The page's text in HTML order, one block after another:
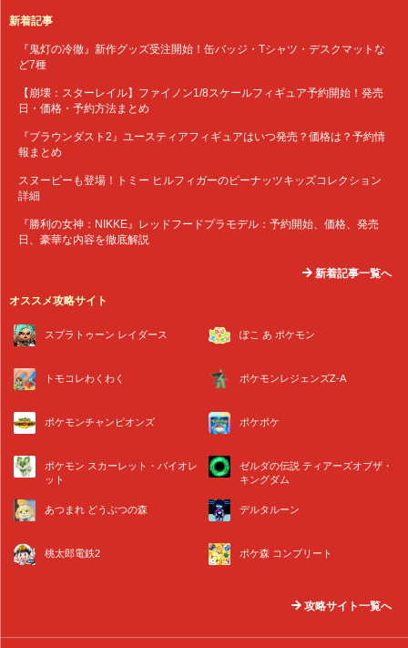
新着記事
『鬼灯の冷徹』新作グッズ受注開始！缶バッジ・Tシャツ・デスクマットな
ど7種
【崩壊：スターレイル】ファイノン1/8スケールフィギュア予約開始！発売
日・価格・予約方法まとめ
『ブラウンダスト2』ユースティアフィギュアはいつ発売？価格は？予約情
報まとめ
スヌーピーも登場！トミー ヒルフィガーのピーナッツキッズコレクション
詳細
『勝利の女神：NIKKE』レッドフードプラモデル：予約開始、価格、発売
日、豪華な内容を徹底解説
新着記事一覧へ
オススメ攻略サイト
スプラトゥーン レイダース ぽこ あ ポケモン
トモコレわくわく ポケモンレジェンズZ-A
ポケモンチャンピオンズ ポケポケ
ポケモン スカーレット・バイオレ
ット
ゼルダの伝説 ティアーズオブザ・
キングダム
あつまれ どうぶつの森 デルタルーン
桃太郎電鉄2 ポケ森 コンプリート
攻略サイト一覧へ